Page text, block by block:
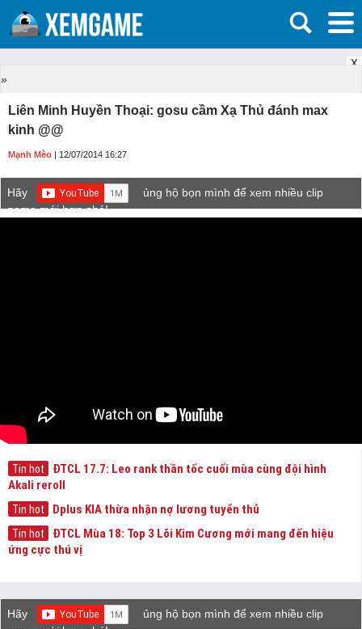
X
»
Liên Minh Huyền Thoại: gosu cầm Xạ Thủ đánh max
kinh @@
Mạnh Mèo | 12/07/2014 16:27
Hãy
ủng hộ bọn mình để xem nhiều clip
game mới hơn nhé!
Tin hot
ĐTCL 17.7: Leo rank thần tốc cuối mùa cùng đội hình
Akali reroll
Tin hot Dplus KIA thừa nhận nợ lương tuyển thủ
Tin hot
ĐTCL Mùa 18: Top 3 Lõi Kim Cương mới mang đến hiệu
ứng cực thú vị
Hãy
ủng hộ bọn mình để xem nhiều clip